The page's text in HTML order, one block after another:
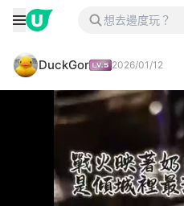
DuckGor 2026/01/12